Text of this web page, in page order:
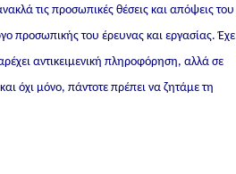
τις προσωπικές θέσεις και απόψεις του
προσωπικής του έρευνας και εργασίας.
αντικειμενική πληροφόρηση, αλλά σε
όχι μόνο, πάντοτε πρέπει να ζητάμε τη